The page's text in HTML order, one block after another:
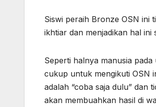
Siswi peraih Bronze OSN ini
ikhtiar dan menjadikan hal ini
Seperti halnya manusia
cukup untuk mengikuti OSN
adalah “coba saja dulu” dan
akan membuahkan hasil di